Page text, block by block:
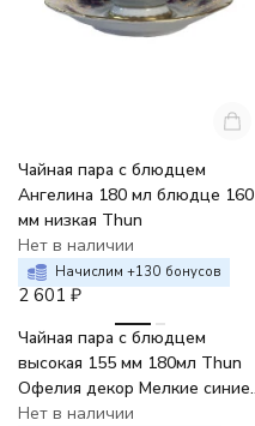
Чайная пара с блюдцем
Ангелина 180 мл блюдце 160
мм низкая Thun
Нет в наличии
Начислим +130 бонусов
2 601 ₽
Чайная пара с блюдцем
высокая 155 мм 180мл Thun
Офелия декор Мелкие синие
цветы
Нет в наличии